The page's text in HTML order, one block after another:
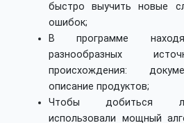
быстро выучить новые
ошибок;
В программе
разнообразных
происхождения:
описание продуктов;
Чтобы добиться
использовали мощный